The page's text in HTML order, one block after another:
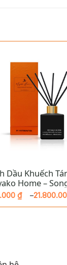
Dầu Khuếch
Home –
₫ –